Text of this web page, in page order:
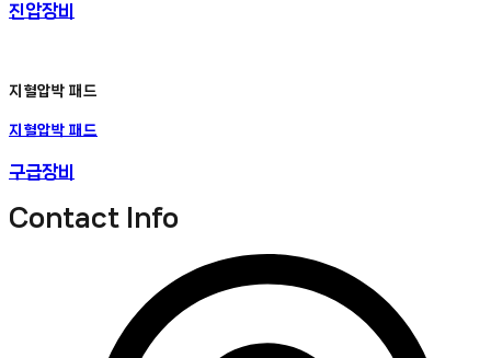
진압장비
지혈압박 패드
지혈압박 패드
구급장비
Contact Info